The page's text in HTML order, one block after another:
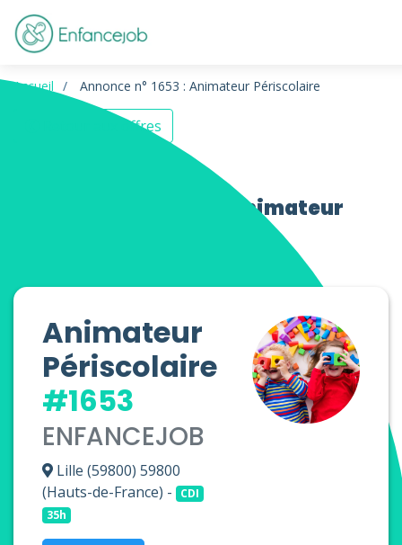
Accueil Annonce n° 1653 : Animateur Périscolaire
Retour aux offres
Offres d’emploi Animateur
Animateur
Périscolaire
#1653
ENFANCEJOB
Lille (59800) 59800
(Hauts-de-France) -
CDI
35h